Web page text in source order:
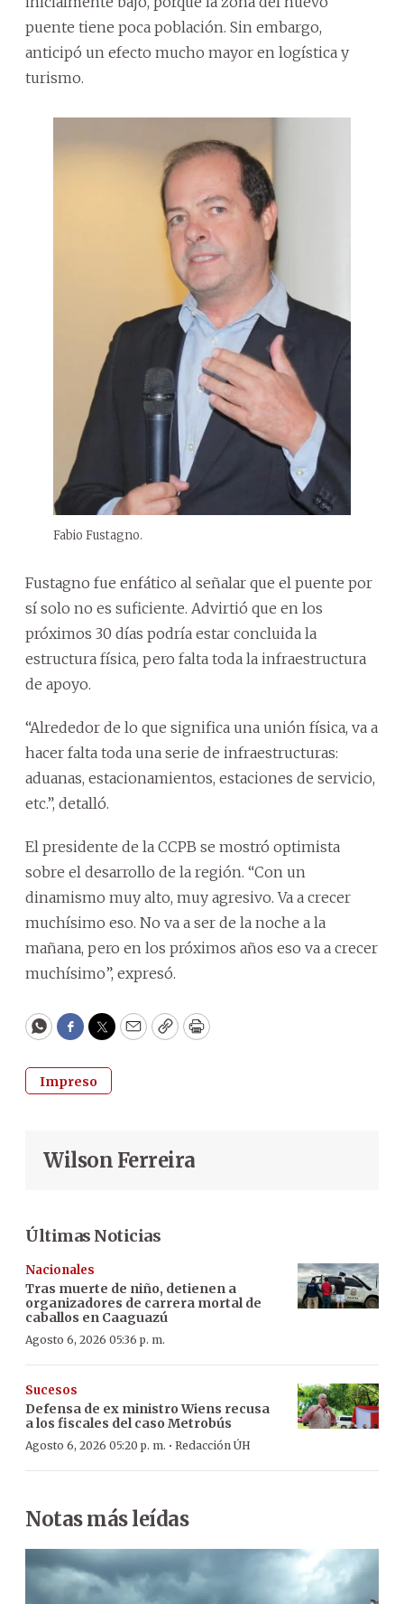
puente tiene poca población. Sin embargo,
anticipó un efecto mucho mayor en logística y
turismo.
Fabio Fustagno.
Fustagno fue enfático al señalar que el puente por
sí solo no es suficiente. Advirtió que en los
próximos 30 días podría estar concluida la
estructura física, pero falta toda la infraestructura
de apoyo.
“Alrededor de lo que significa una unión física, va a
hacer falta toda una serie de infraestructuras:
aduanas, estacionamientos, estaciones de servicio,
etc.”, detalló.
El presidente de la CCPB se mostró optimista
sobre el desarrollo de la región. “Con un
dinamismo muy alto, muy agresivo. Va a crecer
muchísimo eso. No va a ser de la noche a la
mañana, pero en los próximos años eso va a crecer
muchísimo”, expresó.
WhatsApp
Facebook
Twitter
EmailCopyPrint
Impreso
Wilson Ferreira
Últimas Noticias
Nacionales
Tras muerte de niño, detienen a
organizadores de carrera mortal de
caballos en Caaguazú
Agosto 6, 2026 05:36 p. m.
Sucesos
Defensa de ex ministro Wiens recusa
a los fiscales del caso Metrobús
Agosto 6, 2026 05:20 p. m. · Redacción ÚH
Notas más leídas